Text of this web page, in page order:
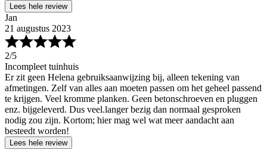
Lees hele review
Jan
21 augustus 2023
2/5
Incompleet tuinhuis
Er zit geen Helena gebruiksaanwijzing bij, alleen tekening van
afmetingen. Zelf van alles aan moeten passen om het geheel passend
te krijgen. Veel kromme planken. Geen betonschroeven en pluggen
enz. bijgeleverd. Dus veel.langer bezig dan normaal gesproken
nodig zou zijn. Kortom; hier mag wel wat meer aandacht aan
besteedt worden!
Lees hele review